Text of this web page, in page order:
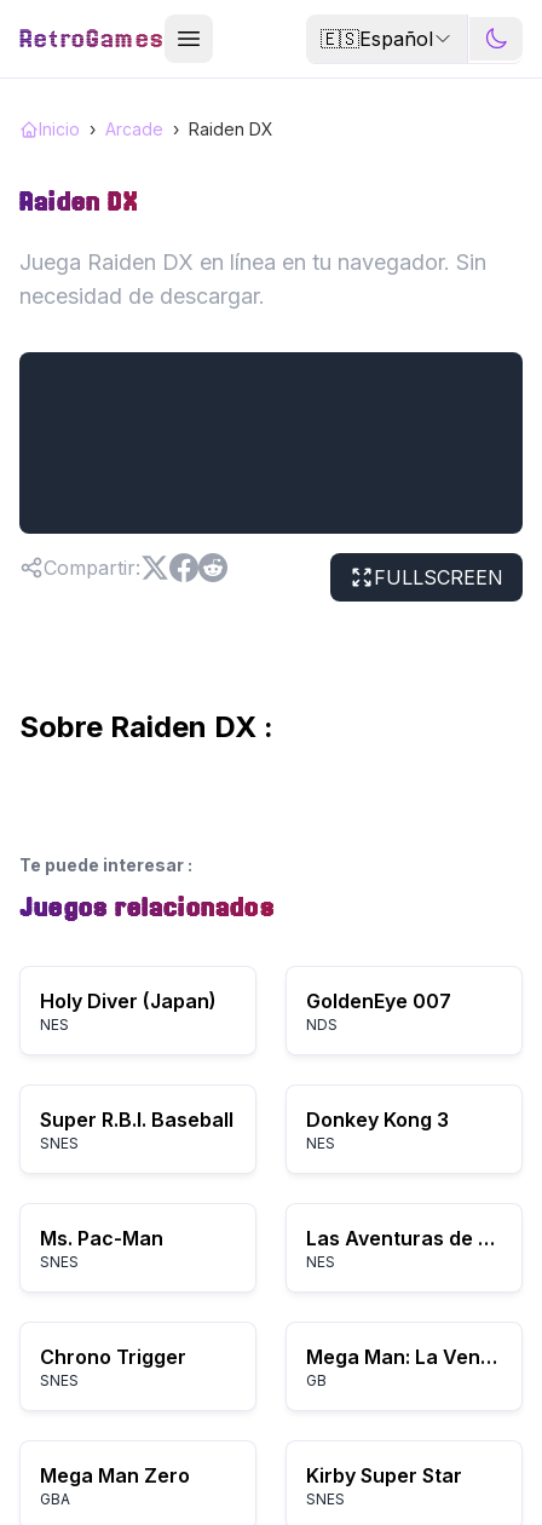
RetroGames 🇪🇸Español
Inicio › Arcade › Raiden DX
Raiden DX
Juega Raiden DX en línea en tu navegador. Sin
necesidad de descargar.
Compartir: FULLSCREEN
Sobre Raiden DX :
Te puede interesar :
Juegos relacionados
Holy Diver (Japan)
NES
GoldenEye 007
NDS
Super R.B.I. Baseball
SNES
Donkey Kong 3
NES
Ms. Pac-Man
SNES
Las Aventuras de Dino Riki
NES
Chrono Trigger
SNES
Mega Man: La Venganza de Dr. Wily
GB
Mega Man Zero
GBA
Kirby Super Star
SNES